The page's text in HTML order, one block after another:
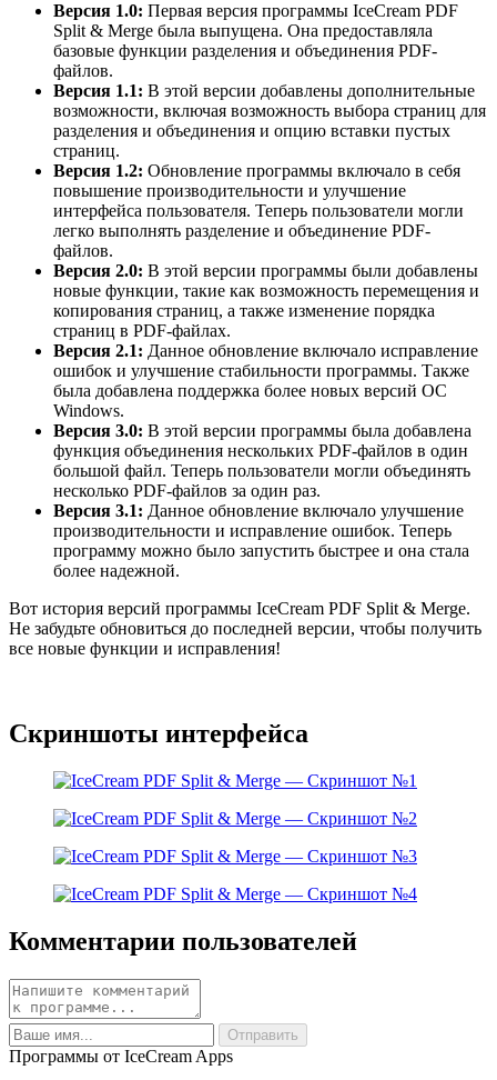
Версия 1.0: Первая версия программы IceCream PDF
Split & Merge была выпущена. Она предоставляла
базовые функции разделения и объединения PDF-
файлов.
Версия 1.1: В этой версии добавлены дополнительные
возможности, включая возможность выбора страниц для
разделения и объединения и опцию вставки пустых
страниц.
Версия 1.2: Обновление программы включало в себя
повышение производительности и улучшение
интерфейса пользователя. Теперь пользователи могли
легко выполнять разделение и объединение PDF-
файлов.
Версия 2.0: В этой версии программы были добавлены
новые функции, такие как возможность перемещения и
копирования страниц, а также изменение порядка
страниц в PDF-файлах.
Версия 2.1: Данное обновление включало исправление
ошибок и улучшение стабильности программы. Также
была добавлена поддержка более новых версий ОС
Windows.
Версия 3.0: В этой версии программы была добавлена
функция объединения нескольких PDF-файлов в один
большой файл. Теперь пользователи могли объединять
несколько PDF-файлов за один раз.
Версия 3.1: Данное обновление включало улучшение
производительности и исправление ошибок. Теперь
программу можно было запустить быстрее и она стала
более надежной.
Вот история версий программы IceCream PDF Split & Merge.
Не забудьте обновиться до последней версии, чтобы получить
все новые функции и исправления!
Скриншоты интерфейса
Комментарии пользователей
Программы от IceCream Apps